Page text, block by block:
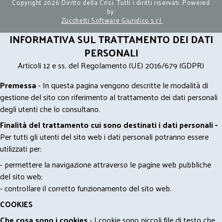
imposta normativamente).
D’altro canto, seppur ben prima dell’introduzione
dell’OIC 19, in un momento in cui il c.d. doppio
binario reggeva il rapporto tra l’utile civilistico e
l’imponibile fiscale (relazione oggi modificata per
effetto del principio di derivazione rafforzata),
“sembra dunque che per constatare quali effetti
economici siano con certezza derivati dal
concordato si debba attendere la conclusione delle
operazioni di esecuzione del concordato: in tal
momento nasce la sopravvenienza. La conclusione
precedente vale a fortiori per il concordato con
cessio bonorum, in cui fino a che non si portano a
compimento le operazioni liquidatorie non si è in
grado di stabilire se sopravvenienze vi siano e di
che ammontare siano” così G. Falsitta, La
tassazione delle plusvalenze, cit., 243.
by:
Zucchetti Software Giuridico s.r.l.
INFORMATIVA SUL TRATTAMENTO DEI DATI
PERSONALI
Articoli 12 e ss. del Regolamento (UE) 2016/679 (GDPR)
Premessa- In questa pagina vengono descritte le modalità di
gestione del sito con riferimento al trattamento dei dati personali
degli utenti che lo consultano.
Finalità del trattamento cui sono destinati i dati personali -
Per tutti gli utenti del sito web i dati personali potranno essere
utilizzati per:
- permettere la navigazione attraverso le pagine web pubbliche
del sito web;
- controllare il corretto funzionamento del sito web.
COOKIES